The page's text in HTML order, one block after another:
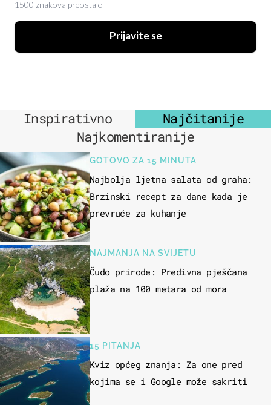
1500 znakova preostalo
Prijavite se
Inspirativno
Najčitanije
Najkomentiranije
GOTOVO ZA 15 MINUTA
Najbolja ljetna salata od graha:
Brzinski recept za dane kada je
prevruće za kuhanje
NAJMANJA NA SVIJETU
Čudo prirode: Predivna pješčana
plaža na 100 metara od mora
15 PITANJA
Kviz općeg znanja: Za one pred
kojima se i Google može sakriti